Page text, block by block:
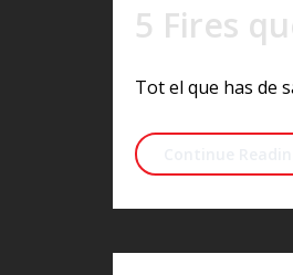
5 Fires
Tot el que has de